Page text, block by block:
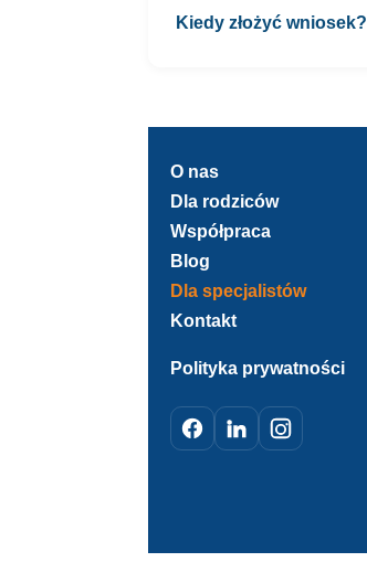
Kiedy złożyć wniosek?
O nas
Dla rodziców
Współpraca
Blog
Dla specjalistów
Kontakt
Polityka prywatności